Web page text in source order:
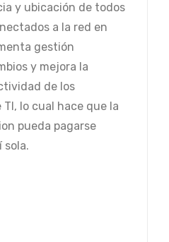
y ubicación de todos
a la red en
gestión
y mejora la
de los
lo cual hace que la
pueda pagarse
sola.